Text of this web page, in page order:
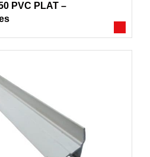
PVC PLAT –